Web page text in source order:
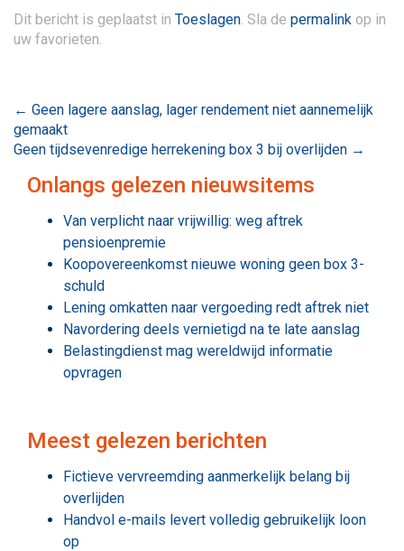
Dit bericht is geplaatst in Toeslagen . Sla de permalink op in
uw favorieten.
Bericht
navigatie
← Geen lagere aanslag, lager rendement niet aannemelijk
gemaakt
Geen tijdsevenredige herrekening box 3 bij overlijden →
Onlangs gelezen nieuwsitems
Van verplicht naar vrijwillig: weg aftrek
pensioenpremie
Koopovereenkomst nieuwe woning geen box 3-
schuld
Lening omkatten naar vergoeding redt aftrek niet
Navordering deels vernietigd na te late aanslag
Belastingdienst mag wereldwijd informatie
opvragen
Meest gelezen berichten
Fictieve vervreemding aanmerkelijk belang bij
overlijden
Handvol e-mails levert volledig gebruikelijk loon
op